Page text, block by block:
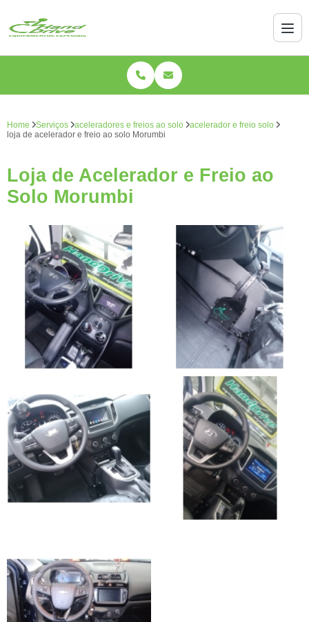
Home Serviços aceleradores e freios ao solo
acelerador e freio solo
loja de acelerador e freio ao solo Morumbi
Loja de Acelerador e Freio ao
Solo Morumbi